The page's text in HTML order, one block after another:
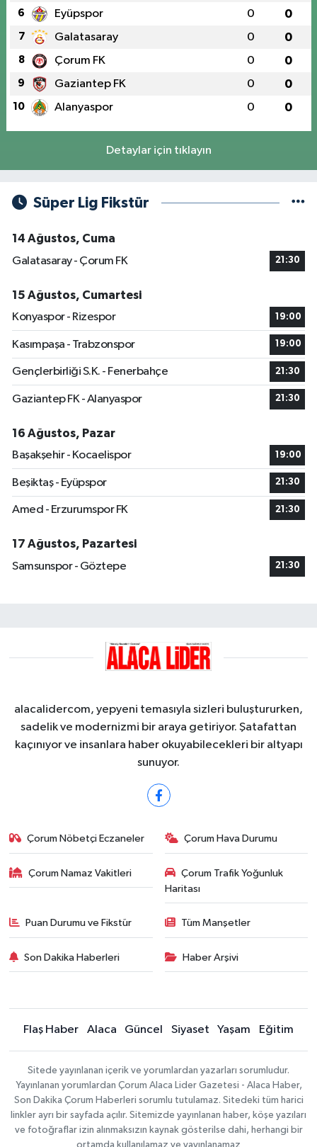
6 Eyüpspor 0 0
7 Galatasaray 0 0
8 Çorum FK 0 0
9 Gaziantep FK 0 0
10 Alanyaspor 0 0
Detaylar için tıklayın
Süper Lig Fikstür
14 Ağustos, Cuma
Galatasaray - Çorum FK
21:30
15 Ağustos, Cumartesi
Konyaspor - Rizespor
19:00
Kasımpaşa - Trabzonspor 19:00
Gençlerbirliği S.K. - Fenerbahçe 21:30
Gaziantep FK - Alanyaspor 21:30
16 Ağustos, Pazar
Başakşehir - Kocaelispor
19:00
Beşiktaş - Eyüpspor 21:30
Amed - Erzurumspor FK 21:30
17 Ağustos, Pazartesi
Samsunspor - Göztepe
21:30
alacalidercom, yepyeni temasıyla sizleri buluştururken,
sadelik ve modernizmi bir araya getiriyor. Şatafattan
kaçınıyor ve insanlara haber okuyabilecekleri bir altyapı
sunuyor.
Çorum Nöbetçi Eczaneler Çorum Hava Durumu
Çorum Namaz Vakitleri
Çorum Trafik Yoğunluk
Haritası
Puan Durumu ve Fikstür Tüm Manşetler
Son Dakika Haberleri Haber Arşivi
Flaş Haber Alaca Güncel Siyaset Yaşam Eğitim
Sitede yayınlanan içerik ve yorumlardan yazarları sorumludur.
Yayınlanan yorumlardan Çorum Alaca Lider Gazetesi - Alaca Haber,
Son Dakika Çorum Haberleri sorumlu tutulamaz. Sitedeki tüm harici
linkler ayrı bir sayfada açılır. Sitemizde yayınlanan haber, köşe yazıları
ve fotoğraflar izin alınmaksızın kaynak gösterilse dahi, herhangi bir
ortamda kullanılamaz ve yayınlanamaz